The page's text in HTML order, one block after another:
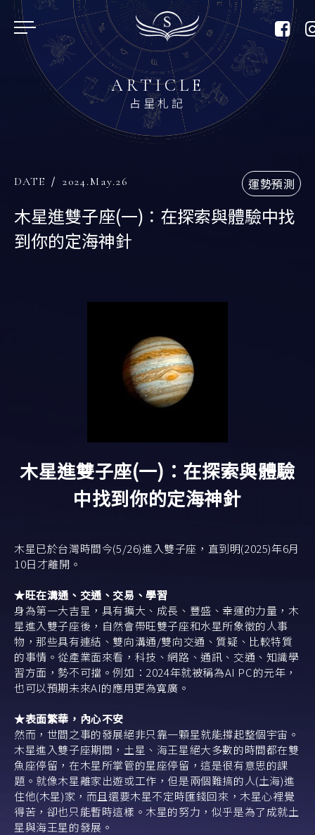
ARTICLE
占星札記
DATE 2024.May.26 運勢預測
木星進雙子座(一)：在探索與體驗中找
到你的定海神針
木星進雙子座(一)：在探索與體驗
中找到你的定海神針
木星已於台灣時間今(5/26)進入雙子座，直到明(2025)年6月
10日才離開。
★旺在溝通、交通、交易、學習
身為第一大吉星，具有擴大、成長、豐盛、幸運的力量，木
星進入雙子座後，自然會帶旺雙子座和水星所象徵的人事
物，那些具有連結、雙向溝通/雙向交通、質疑、比較特質
的事情。從產業面來看，科技、網路、通訊、交通、知識學
習方面，勢不可擋。例如：2024年就被稱為AI PC的元年，
也可以預期未來AI的應用更為寬廣。
★表面繁華，內心不安
然而，世間之事的發展絕非只靠一顆星就能撐起整個宇宙。
木星進入雙子座期間，土星、海王星絕大多數的時間都在雙
魚座停留，在木星所掌管的星座停留，這是很有意思的課
題。就像木星離家出遊或工作，但是兩個難搞的人(土海)進
住他(木星)家，而且還要木星不定時匯錢回來，木星心裡覺
得苦，卻也只能暫時這樣。木星的努力，似乎是為了成就土
星與海王星的發展。
01
02
04
彰成國際有限公司